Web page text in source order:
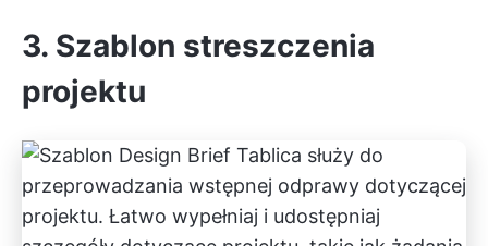
3. Szablon streszczenia
projektu